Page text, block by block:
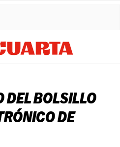
DEL BOLSILLO
DE